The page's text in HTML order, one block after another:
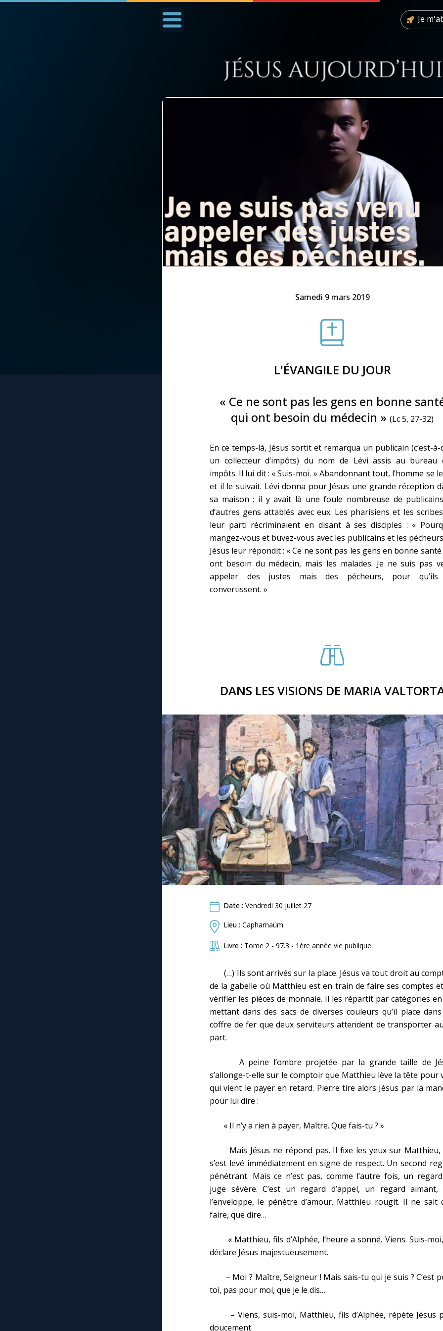
Nous soutenir À propos Facebook Infos légales
Les premiers samedis
du mois
Marie qui défait les
nœuds
1000 Raisons de Croire
Chapelet pour le monde
Contact
Faire un don
Marie de Nazareth
Je
Samedi 9 mars 2019
L'ÉVANGILE DU JOUR
« Ce ne sont pas les gens en bonne
qui ont besoin du médecin » (Lc 5, 27-32)
En ce temps-là, Jésus sortit et remarqua un publicain (c’est-
un collecteur d’impôts) du nom de Lévi assis au bureau
impôts. Il lui dit : « Suis-moi. » Abandonnant tout, l’homme se
et il le suivait. Lévi donna pour Jésus une grande réception
sa maison ; il y avait là une foule nombreuse de
d’autres gens attablés avec eux. Les pharisiens et les
leur parti récriminaient en disant à ses disciples : «
mangez-vous et buvez-vous avec les publicains et les
Jésus leur répondit : « Ce ne sont pas les gens en bonne
ont besoin du médecin, mais les malades. Je ne suis pas
appeler des justes mais des pécheurs, pour
convertissent. »
DANS LES VISIONS DE MARIA
Date : Vendredi 30 juillet 27
Lieu : Capharnaüm
Livre : Tome 2 - 97.3 - 1ère année vie publique
(…) Ils sont arrivés sur la place. Jésus va tout droit au
de la gabelle où Matthieu est en train de faire ses comptes
vérifier les pièces de monnaie. Il les répartit par catégories
mettant dans des sacs de diverses couleurs qu’il place
coffre de fer que deux serviteurs attendent de transporter
part.
A peine l’ombre projetée par la grande taille de
s’allonge-t-elle sur le comptoir que Matthieu lève la tête pour
qui vient le payer en retard. Pierre tire alors Jésus par la
pour lui dire :
« Il n’y a rien à payer, Maître. Que fais-tu ? »
Mais Jésus ne répond pas. Il fixe les yeux sur Matthieu,
s’est levé immédiatement en signe de respect. Un second
pénétrant. Mais ce n’est pas, comme l’autre fois, un
juge sévère. C’est un regard d’appel, un regard aimant,
l’enveloppe, le pénètre d’amour. Matthieu rougit. Il ne sait
faire, que dire…
« Matthieu, fils d’Alphée, l’heure a sonné. Viens. Suis-
déclare Jésus majestueusement.
– Moi ? Maître, Seigneur ! Mais sais-tu qui je suis ? C’est
toi, pas pour moi, que je le dis…
– Viens, suis-moi, Matthieu, fils d’Alphée, répète Jésus
doucement.